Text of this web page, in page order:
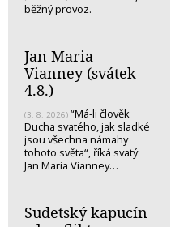
běžný provoz.
Jan Maria
Vianney (svátek
4.8.)
(3. 8. 2026) “Má-li člověk
Ducha svatého, jak sladké
jsou všechna námahy
tohoto světa“, říká svatý
Jan Maria Vianney…
Sudetský kapucín